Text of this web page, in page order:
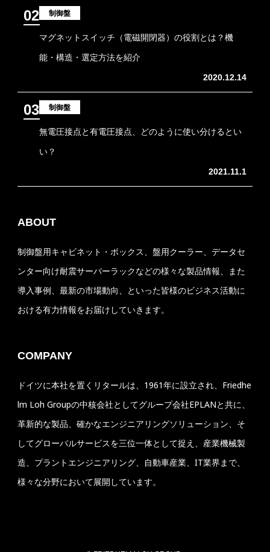
02 制御盤
マグネットスイッチ（電磁開閉器）の役割とは？機
能・構造・選定方法を紹介
2020.12.14
03 制御盤
無電圧接点と有電圧接点、どのように使い分けるとい
い？
2021.11.1
ABOUT
制御盤用キャビネット・ボックス、盤用クーラー、データセ
ンター向け耐震サーバーラックなどの様々な製品情報、また
導入事例、最新の市場動向、といった皆様のビジネス活動に
おける有力情報をお届けしていきます。
COMPANY
ドイツに本社を置くリタールは、1961年に設立され、Friedhe
lm Loh Groupの中核会社としてグループ会社EPLANと共に、
革新的な製品、確かなエンジニアリングソリューション、そ
してグローバルサービスを三位一体として捉え、産業機械製
造、プラントエンジニアリング、自動車産業、IT業界まで、
様々な分野において展開しています。